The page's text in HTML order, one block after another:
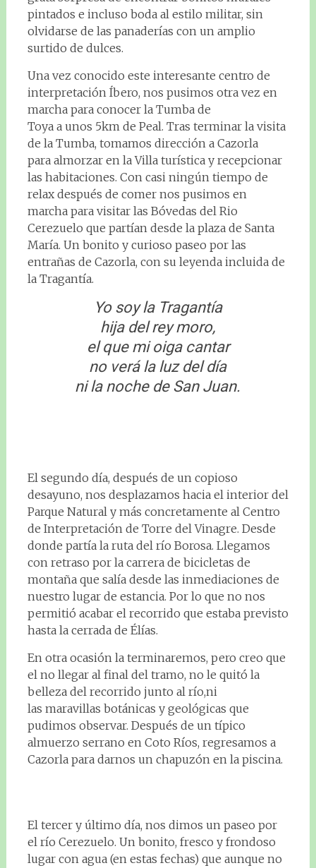
pintados e incluso boda al estilo militar, sin
olvidarse de las panaderías con un amplio
surtido de dulces.
Una vez conocido este interesante centro de
interpretación Íbero, nos pusimos otra vez en
marcha para conocer la Tumba de
Toya a unos 5km de Peal. Tras terminar la visita
de la Tumba, tomamos dirección a Cazorla
para almorzar en la Villa turística y recepcionar
las habitaciones. Con casi ningún tiempo de
relax después de comer nos pusimos en
marcha para visitar las Bóvedas del Rio
Cerezuelo que partían desde la plaza de Santa
María. Un bonito y curioso paseo por las
entrañas de Cazorla, con su leyenda incluida de
la Tragantía.
Yo soy la Tragantía
hija del rey moro,
el que mi oiga cantar
no verá la luz del día
ni la noche de San Juan.
El segundo día, después de un copioso
desayuno, nos desplazamos hacia el interior del
Parque Natural y más concretamente al Centro
de Interpretación de Torre del Vinagre. Desde
donde partía la ruta del río Borosa. Llegamos
con retraso por la carrera de bicicletas de
montaña que salía desde las inmediaciones de
nuestro lugar de estancia. Por lo que no nos
permitió acabar el recorrido que estaba previsto
hasta la cerrada de Élías.
En otra ocasión la terminaremos, pero creo que
el no llegar al final del tramo, no le quitó la
belleza del recorrido junto al río,ni
las maravillas botánicas y geológicas que
pudimos observar. Después de un típico
almuerzo serrano en Coto Ríos, regresamos a
Cazorla para darnos un chapuzón en la piscina.
El tercer y último día, nos dimos un paseo por
el río Cerezuelo. Un bonito, fresco y frondoso
lugar con agua (en estas fechas) que aunque no